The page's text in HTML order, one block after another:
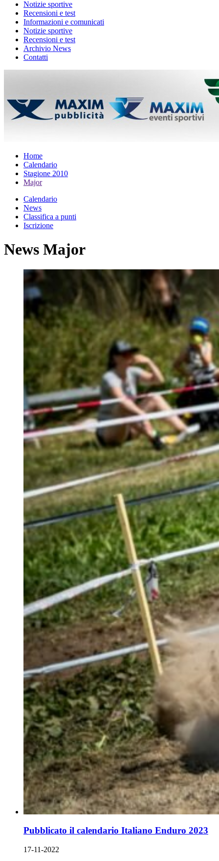
Notizie sportive
Recensioni e test
Informazioni e comunicati
Notizie sportive
Recensioni e test
Archivio News
Contatti
Home
Calendario
Stagione 2010
Major
Calendario
News
Classifica a punti
Iscrizione
News Major
Pubblicato il calendario Italiano Enduro 2023
17-11-2022